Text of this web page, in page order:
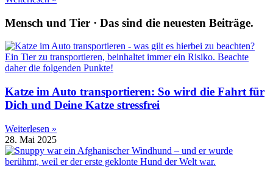
Mensch und Tier · Das sind die neuesten Beiträge.
Katze im Auto transportieren: So wird die Fahrt für
Dich und Deine Katze stressfrei
Weiterlesen »
28. Mai 2025